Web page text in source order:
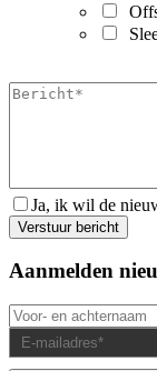
Ja, ik wil de
Aanmelden